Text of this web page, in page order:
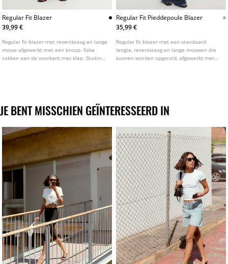
Regular Fit Blazer
39,99 €
Regular fit blazer met reverskraag en lange
mouw afgewerkt met een knoop. Fake
zakken aan de voorkant met klep. Sluiting
Regular Fit Pieddepoule Blazer
35,99 €
Regular fit blazer met een standaard
lengte, reverskraag en lange mouwen die
kunnen worden opgerold, afgewerkt met
JE BENT MISSCHIEN GEÏNTERESSEERD IN